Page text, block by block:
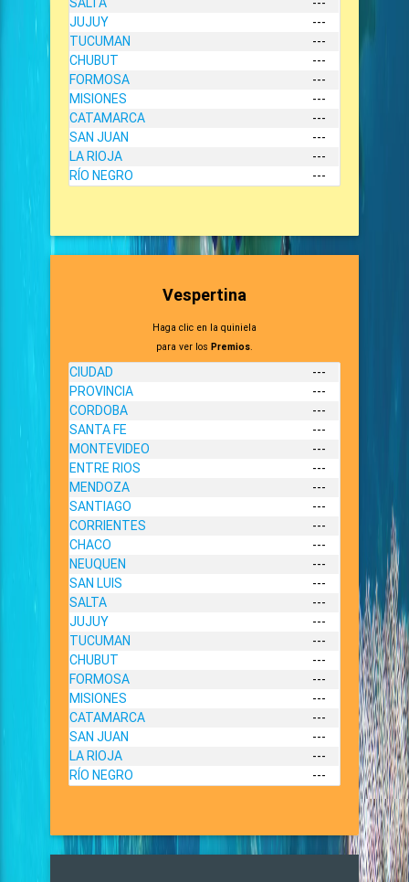
JUJUY
---
TUCUMAN
---
CHUBUT
---
FORMOSA
---
MISIONES
---
CATAMARCA
---
SAN JUAN
---
LA RIOJA
---
RÍO NEGRO
---
Vespertina
Haga clic en la quiniela
para ver los Premios.
CIUDAD
---
PROVINCIA
---
CORDOBA
---
SANTA FE
---
MONTEVIDEO
---
ENTRE RIOS
---
MENDOZA
---
SANTIAGO
---
CORRIENTES
---
CHACO
---
NEUQUEN
---
SAN LUIS
---
SALTA
---
JUJUY
---
TUCUMAN
---
CHUBUT
---
FORMOSA
---
MISIONES
---
CATAMARCA
---
SAN JUAN
---
LA RIOJA
---
RÍO NEGRO
---